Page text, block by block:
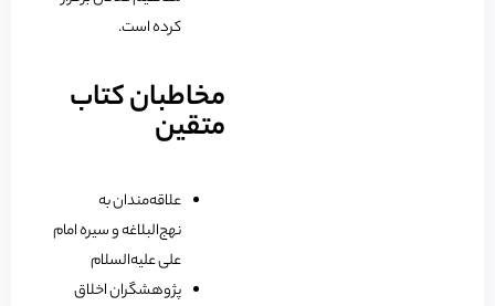
کرده است.
مخاطبان کتاب
متقین
علاقه‌مندان به
نهج‌البلاغه و سیره امام
علی علیه‌السلام
پژوهشگران اخلاق